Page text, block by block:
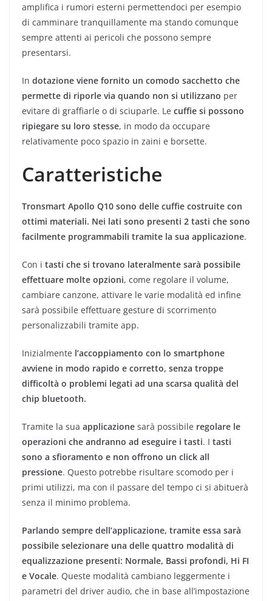
amplifica i rumori esterni permettendoci per esempio
di camminare tranquillamente ma stando comunque
sempre attenti ai pericoli che possono sempre
presentarsi.
In dotazione viene fornito un comodo sacchetto che
permette di riporle via quando non si utilizzano per
evitare di graffiarle o di sciuparle. Le cuffie si possono
ripiegare su loro stesse, in modo da occupare
relativamente poco spazio in zaini e borsette.
Caratteristiche
Tronsmart Apollo Q10 sono delle cuffie costruite con
ottimi materiali. Nei lati sono presenti 2 tasti che sono
facilmente programmabili tramite la sua applicazione.
Con i tasti che si trovano lateralmente sarà possibile
effettuare molte opzioni, come regolare il volume,
cambiare canzone, attivare le varie modalità ed infine
sarà possibile effettuare gesture di scorrimento
personalizzabili tramite app.
Inizialmente l’accoppiamento con lo smartphone
avviene in modo rapido e corretto, senza troppe
difficoltà o problemi legati ad una scarsa qualità del
chip bluetooth.
Tramite la sua applicazione sarà possibile regolare le
operazioni che andranno ad eseguire i tasti. I tasti
sono a sfioramento e non offrono un click all
pressione. Questo potrebbe risultare scomodo per i
primi utilizzi, ma con il passare del tempo ci si abituerà
senza il minimo problema.
Parlando sempre dell’applicazione, tramite essa sarà
possibile selezionare una delle quattro modalità di
equalizzazione presenti: Normale, Bassi profondi, Hi FI
e Vocale. Queste modalità cambiano leggermente i
parametri del driver audio, che in base all’impostazione